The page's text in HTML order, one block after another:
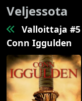
Veljessota
Valloittaja #5
Conn Iggulden